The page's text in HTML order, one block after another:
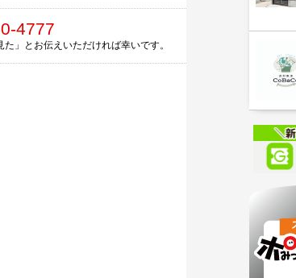
4777
」とお伝えいただければ幸いです。